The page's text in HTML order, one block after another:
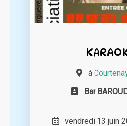
à
Bar
vendredi 13 juin